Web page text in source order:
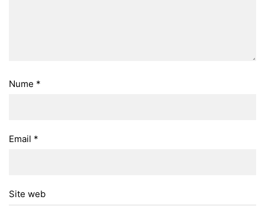
Nume *
Email *
Site web